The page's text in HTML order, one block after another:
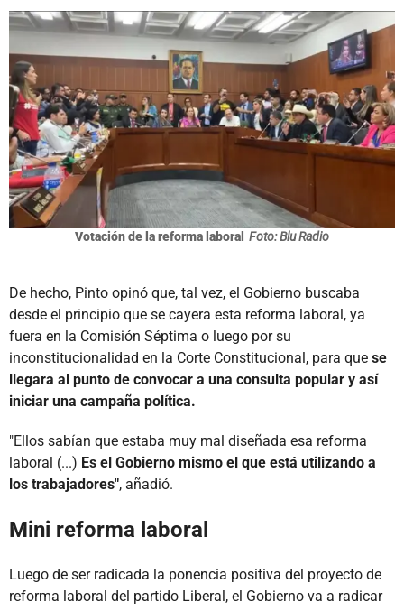
Votación de la reforma laboral Foto: Blu Radio
De hecho, Pinto opinó que, tal vez, el Gobierno buscaba
desde el principio que se cayera esta reforma laboral, ya
fuera en la Comisión Séptima o luego por su
inconstitucionalidad en la Corte Constitucional, para que se
llegara al punto de convocar a una consulta popular y así
iniciar una campaña política.
"Ellos sabían que estaba muy mal diseñada esa reforma
laboral (...) Es el Gobierno mismo el que está utilizando a
los trabajadores", añadió.
Mini reforma laboral
Luego de ser radicada la ponencia positiva del proyecto de
reforma laboral del partido Liberal, el Gobierno va a radicar